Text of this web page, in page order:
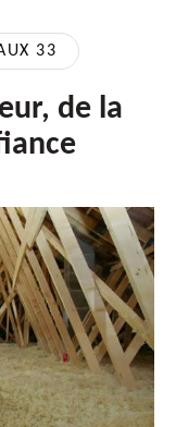
33
de la